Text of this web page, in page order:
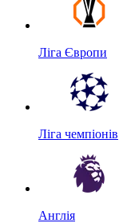
Ліга Європи
Ліга чемпіонів
Англія